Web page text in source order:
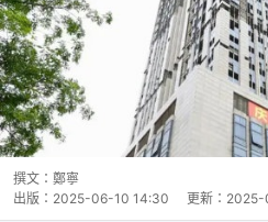
撰文： 鄭寧
出版： 2025-06-10 14:30 更新： 2025-